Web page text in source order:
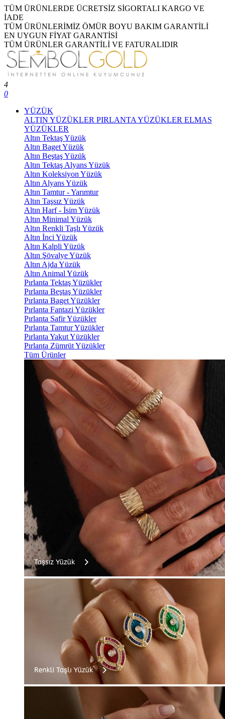
TÜM ÜRÜNLERDE ÜCRETSİZ SİGORTALI KARGO VE
İADE
TÜM ÜRÜNLERİMİZ ÖMÜR BOYU BAKIM GARANTİLİ
EN UYGUN FİYAT GARANTİSİ
TÜM ÜRÜNLER GARANTİLİ VE FATURALIDIR
4
0
YÜZÜK
ALTIN YÜZÜKLER PIRLANTA YÜZÜKLER ELMAS
YÜZÜKLER
Altın Tektaş Yüzük
Altın Baget Yüzük
Altın Beştaş Yüzük
Altın Tektaş Alyans Yüzük
Altın Koleksiyon Yüzük
Altın Alyans Yüzük
Altın Tamtur - Yarımtur
Altın Taşsız Yüzük
Altın Harf - İsim Yüzük
Altın Minimal Yüzük
Altın Renkli Taşlı Yüzük
Altın İnci Yüzük
Altın Kalpli Yüzük
Altın Şövalye Yüzük
Altın Ajda Yüzük
Altın Animal Yüzük
Pırlanta Tektaş Yüzükler
Pırlanta Beştaş Yüzükler
Pırlanta Baget Yüzükler
Pırlanta Fantazi Yüzükler
Pırlanta Safir Yüzükler
Pırlanta Tamtur Yüzükler
Pırlanta Yakut Yüzükler
Pırlanta Zümrüt Yüzükler
Tüm Ürünler